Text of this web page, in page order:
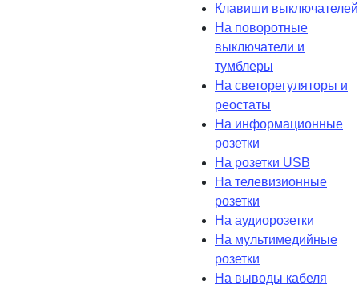
Клавиши выключателей
На поворотные
выключатели и
тумблеры
На светорегуляторы и
реостаты
На информационные
розетки
На розетки USB
На телевизионные
розетки
На аудиорозетки
На мультимедийные
розетки
На выводы кабеля